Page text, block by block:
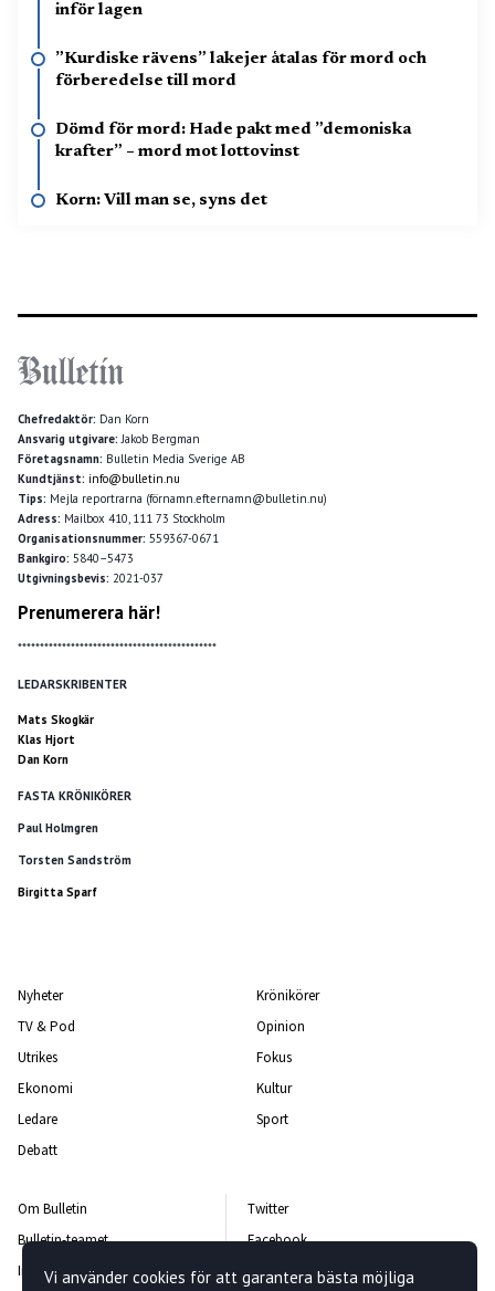
inför lagen
”Kurdiske rävens” lakejer åtalas för mord och
förberedelse till mord
Dömd för mord: Hade pakt med ”demoniska
krafter” – mord mot lottovinst
Korn: Vill man se, syns det
Chefredaktör: Dan Korn
Ansvarig utgivare: Jakob Bergman
Företagsnamn: Bulletin Media Sverige AB
Kundtjänst: info@bulletin.nu
Tips: Mejla reportrarna (förnamn.efternamn@bulletin.nu)
Adress: Mailbox 410, 111 73 Stockholm
Organisationsnummer: 559367-0671
Bankgiro: 5840–5473
Utgivningsbevis: 2021-037
Prenumerera här!
*********************************************
LEDARSKRIBENTER
Mats Skogkär
Klas Hjort
Dan Korn
FASTA KRÖNIKÖRER
Paul Holmgren
Torsten Sandström
Birgitta Sparf
Nyheter
TV & Pod
Utrikes
Ekonomi
Ledare
Debatt
Krönikörer
Opinion
Fokus
Kultur
Sport
Om Bulletin
Bulletin-teamet
Integritetspolicy
Twitter
Facebook
Instagram
Vi använder cookies för att garantera bästa möjliga